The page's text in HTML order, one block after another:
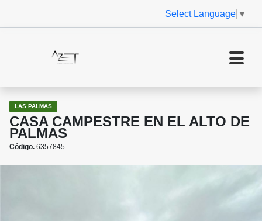
Select Language ▼
LAS PALMAS
CASA CAMPESTRE EN EL ALTO DE
PALMAS
Código. 6357845